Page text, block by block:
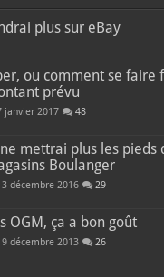
plus sur eBay
ou comment se faire
prévu
janvier 2017 48
ne mettrai plus les pieds
Boulanger
décembre 2016 29
OGM, ça a bon goût
décembre 2013 26